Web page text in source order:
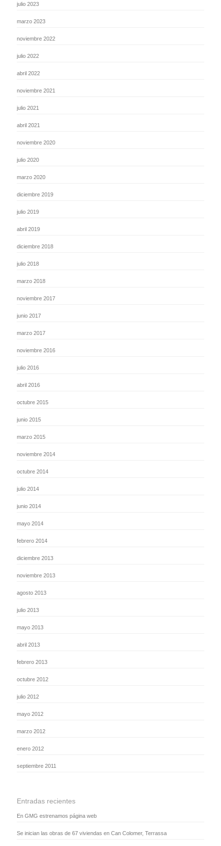
julio 2023
marzo 2023
noviembre 2022
julio 2022
abril 2022
noviembre 2021
julio 2021
abril 2021
noviembre 2020
julio 2020
marzo 2020
diciembre 2019
julio 2019
abril 2019
diciembre 2018
julio 2018
marzo 2018
noviembre 2017
junio 2017
marzo 2017
noviembre 2016
julio 2016
abril 2016
octubre 2015
junio 2015
marzo 2015
noviembre 2014
octubre 2014
julio 2014
junio 2014
mayo 2014
febrero 2014
diciembre 2013
noviembre 2013
agosto 2013
julio 2013
mayo 2013
abril 2013
febrero 2013
octubre 2012
julio 2012
mayo 2012
marzo 2012
enero 2012
septiembre 2011
Entradas recientes
En GMG estrenamos página web
Se inician las obras de 67 viviendas en Can Colomer, Terrassa